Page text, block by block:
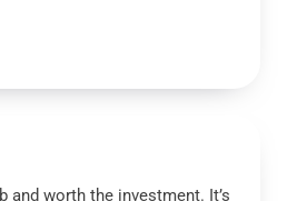
and worth the investment. It’s